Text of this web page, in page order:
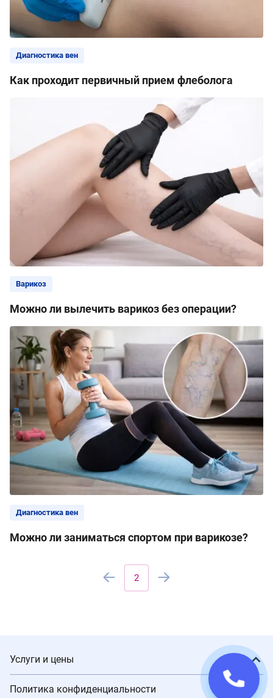
Диагностика вен
Как проходит первичный прием флеболога
Варикоз
Можно ли вылечить варикоз без операции?
Диагностика вен
Можно ли заниматься спортом при варикозе?
2
Услуги и цены
Политика конфиденциальности